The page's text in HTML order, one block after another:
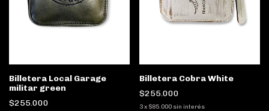
Billetera Local Garage
militar green
$255.000
Billetera Cobra White
$255.000
3 x $85.000 sin interés